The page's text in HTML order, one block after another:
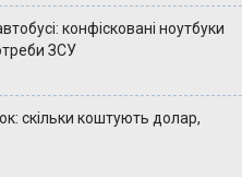
конфісковані ноутбуки
ЗСУ
скільки коштують долар,